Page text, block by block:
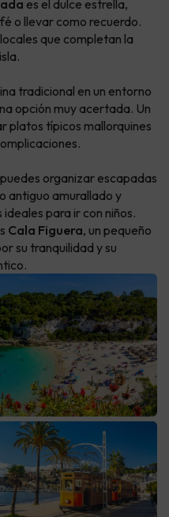
es el dulce estrella,
o llevar como recuerdo.
que completan la
tradicional en un entorno
opción muy acertada. Un
platos típicos mallorquines
organizar escapadas
antiguo amurallado y
para ir con niños.
Cala Figuera, un pequeño
su tranquilidad y su